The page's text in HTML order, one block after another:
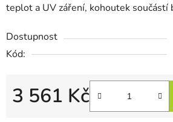
teplot a UV záření, kohoutek součástí
Dostupnost
Kód:
3 561 Kč